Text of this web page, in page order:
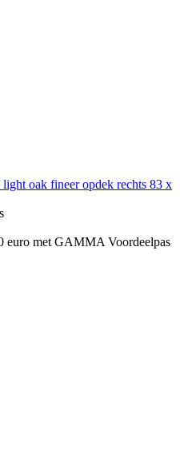
oak fineer opdek rechts 83 x
euro met GAMMA Voordeelpas